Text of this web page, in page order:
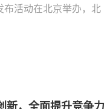
布活动在北京举办，北
新，全面提升竞争力